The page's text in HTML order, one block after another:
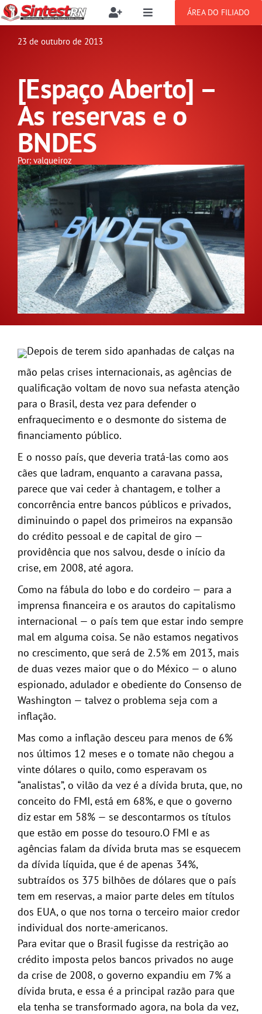
Ir
para
Toggle
Buscar
resultados
Filie-se
Benefícios
Setor jurídico
Toggle
SOBRE
NOTÍCIAS
PUBLICAÇÕES
CONGRESSOS
GREVE
DOCUMENTOS
GALERIA
ÁREA DO FILIADO
23 de outubro de 2013
[Espaço Aberto] –
As reservas e o
BNDES
Por: valqueiroz
Depois de terem sido apanhadas de calças na
mão pelas crises internacionais, as agências de
qualificação voltam de novo sua nefasta atenção
para o Brasil, desta vez para defender o
enfraquecimento e o desmonte do sistema de
financiamento público.
E o nosso país, que deveria tratá-las como aos
cães que ladram, enquanto a caravana passa,
parece que vai ceder à chantagem, e tolher a
concorrência entre bancos públicos e privados,
diminuindo o papel dos primeiros na expansão
do crédito pessoal e de capital de giro —
providência que nos salvou, desde o início da
crise, em 2008, até agora.
Como na fábula do lobo e do cordeiro — para a
imprensa financeira e os arautos do capitalismo
internacional — o país tem que estar indo sempre
mal em alguma coisa. Se não estamos negativos
no crescimento, que será de 2.5% em 2013, mais
de duas vezes maior que o do México — o aluno
espionado, adulador e obediente do Consenso de
Washington — talvez o problema seja com a
inflação.
Mas como a inflação desceu para menos de 6%
nos últimos 12 meses e o tomate não chegou a
vinte dólares o quilo, como esperavam os
“analistas”, o vilão da vez é a dívida bruta, que, no
conceito do FMI, está em 68%, e que o governo
diz estar em 58% — se descontarmos os títulos
que estão em posse do tesouro.O FMI e as
agências falam da dívida bruta mas se esquecem
da dívida líquida, que é de apenas 34%,
subtraídos os 375 bilhões de dólares que o país
tem em reservas, a maior parte deles em títulos
dos EUA, o que nos torna o terceiro maior credor
individual dos norte-americanos.
Para evitar que o Brasil fugisse da restrição ao
crédito imposta pelos bancos privados no auge
da crise de 2008, o governo expandiu em 7% a
dívida bruta, e essa é a principal razão para que
ela tenha se transformado agora, na bola da vez,